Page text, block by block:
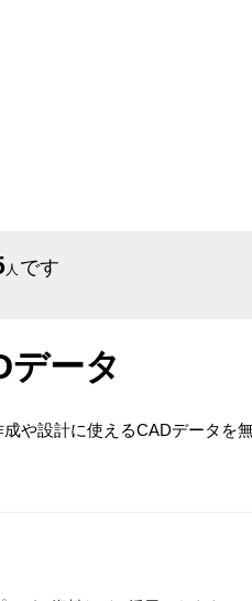
人 です
ータ
や設計に使えるCADデータを